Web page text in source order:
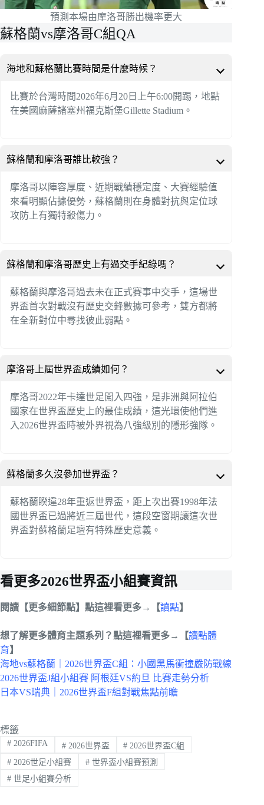
預測本場由摩洛哥勝出機率更大
蘇格蘭vs摩洛哥C組QA
海地和蘇格蘭比賽時間是什麼時候？
比賽於台灣時間2026年6月20日上午6:00開踢，地點
在美國麻薩諸塞州福克斯堡Gillette Stadium。
蘇格蘭和摩洛哥誰比較強？
摩洛哥以陣容厚度、近期戰績穩定度、大賽經驗值
來看明顯佔據優勢，蘇格蘭則在身體對抗與定位球
攻防上有獨特殺傷力。
蘇格蘭和摩洛哥歷史上有過交手紀錄嗎？
蘇格蘭與摩洛哥過去未在正式賽事中交手，這場世
界盃首次對戰沒有歷史交鋒數據可參考，雙方都將
在全新對位中尋找彼此弱點。
摩洛哥上屆世界盃成績如何？
摩洛哥2022年卡達世足闖入四強，是非洲與阿拉伯
國家在世界盃歷史上的最佳成績，這光環使他們進
入2026世界盃時被外界視為八強級別的隱形強隊。
蘇格蘭多久沒參加世界盃？
蘇格蘭睽違28年重返世界盃，距上次出賽1998年法
國世界盃已過將近三屆世代，這段空窗期讓這次世
界盃對蘇格蘭足壇有特殊歷史意義。
看更多2026世界盃小組賽資訊
閱讀【更多細節點】點這裡看更多→【讀點】
想了解更多體育主題系列？點這裡看更多→【讀點體
育 】
海地vs蘇格蘭｜2026世界盃C組：小國黑馬衝撞嚴防戰線
2026世界盃J組小組賽 阿根廷VS約旦 比賽走勢分析
日本VS瑞典｜2026世界盃F組對戰焦點前瞻
標籤
#2026FIFA #2026世界盃 # 2026世界盃C組
#2026世足小組賽 #世界盃小組賽預測
#世足小組賽分析